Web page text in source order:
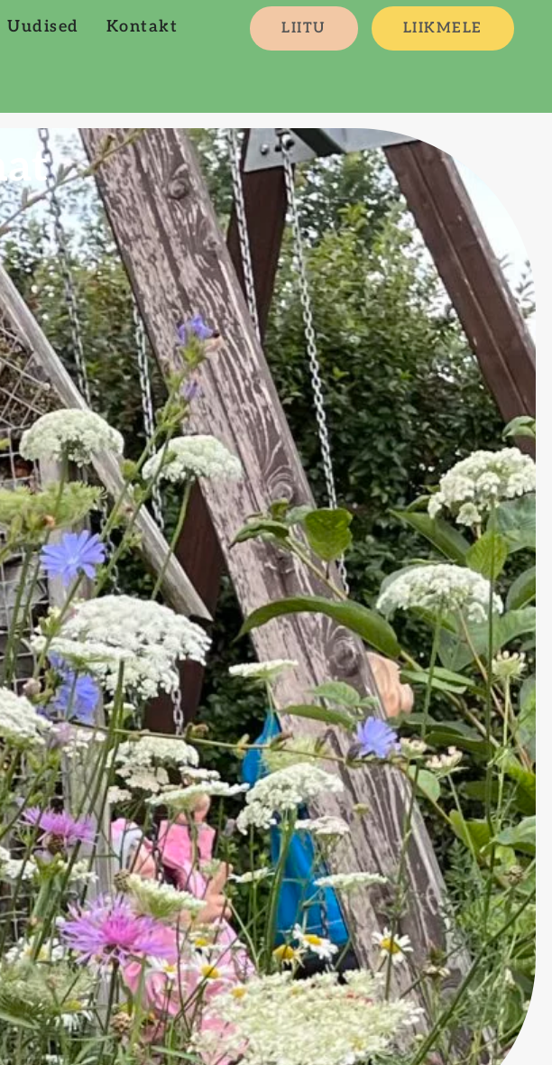
Uudised Kontakt LIITU LIIKMELE